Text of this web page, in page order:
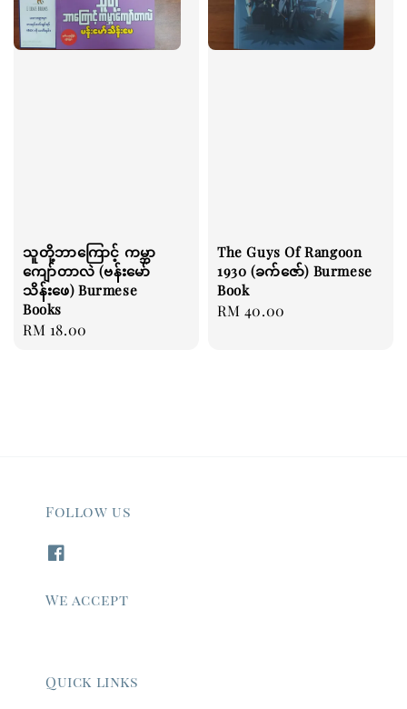
သူတို့ဘာကြောင့် ကမ္ဘာ
ကျော်တာလဲ (ဗန်းမော်
သိန်းဖေ) Burmese
Books
Regular
RM 18.00
The Guys Of Rangoon
1930 (ခက်ဇော်) Burmese
Book
Regular
RM 40.00
Follow us
We accept
Quick links